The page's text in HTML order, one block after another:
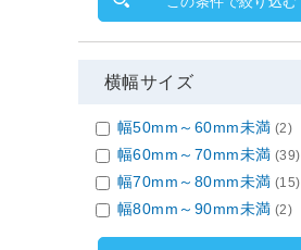
横幅サイズ
幅50mm～60mm未満 (2)
幅60mm～70mm未満 (39)
幅70mm～80mm未満 (15)
幅80mm～90mm未満 (2)